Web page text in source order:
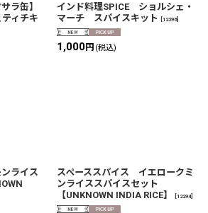
ラ缶】
ィチキ
インド料理SPICE ショルシェ・
マーチ スパイスキット
12296]
1,000円 (税込)
ライス
スペーススパイス イエロークミ
ンライススパイスセット
【UNKNOWN INDIA RICE】
12294]